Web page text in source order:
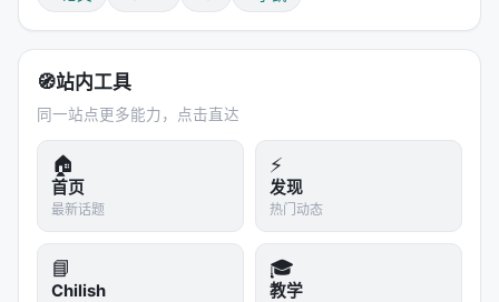
🧭站内工具
同一站点更多能力，点击直达
🏠
首页
最新话题
⚡
发现
热门动态
📘
Chilish
🎓
教学